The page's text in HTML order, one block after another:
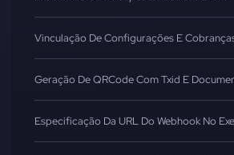
Vinculação De Configurações E
Geração De QRCode Com Txid E
Especificação Da URL Do Webhook No